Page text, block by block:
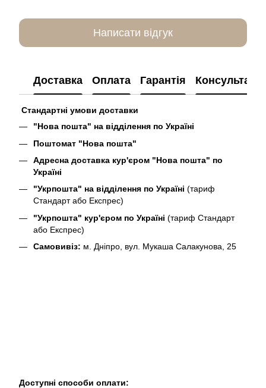
Написати відгук
Доставка Оплата Гарантія Консультація
Стандартні умови доставки
"Нова пошта" на відділення по Україні
Поштомат "Нова пошта"
Адресна доставка кур'єром "Нова пошта" по
Україні
"Укрпошта" на відділення по Україні (тариф
Стандарт або Експрес)
"Укрпошта" кур'єром по Україні (тариф Стандарт
або Експрес)
Самовивіз: м. Дніпро, вул. Мукаша Салакунова, 25
Доступні способи оплати: